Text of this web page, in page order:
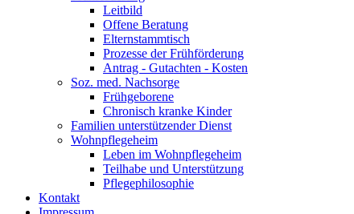
Leitbild
Offene Beratung
Elternstammtisch
Prozesse der Frühförderung
Antrag - Gutachten - Kosten
Soz. med. Nachsorge
Frühgeborene
Chronisch kranke Kinder
Familien unterstützender Dienst
Wohnpflegeheim
Leben im Wohnpflegeheim
Teilhabe und Unterstützung
Pflegephilosophie
Kontakt